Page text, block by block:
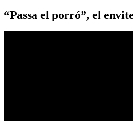
“Passa el porró”, el